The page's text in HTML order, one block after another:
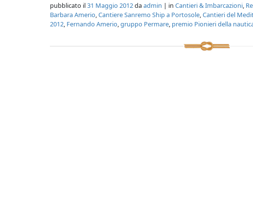
pubblicato il31 Maggio 2012daadmin | in Cantieri & Imbarcazioni,
Barbara Amerio,Cantiere Sanremo Ship a Portosole,Cantieri del
2012, Fernando Amerio,gruppo Permare, premio Pionieri della